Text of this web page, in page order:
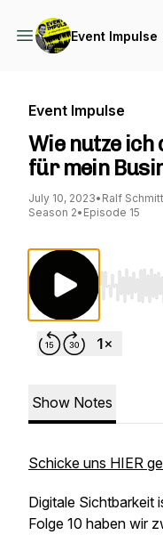
Event Impulse
Event Impulse
Wie nutze
für mein
July 10, 2023• Ralf
Season 2• Episode 15
Use
Show Notes
Schicke uns HIER
Digitale Sichtbarkeit
Folge 10 haben wir